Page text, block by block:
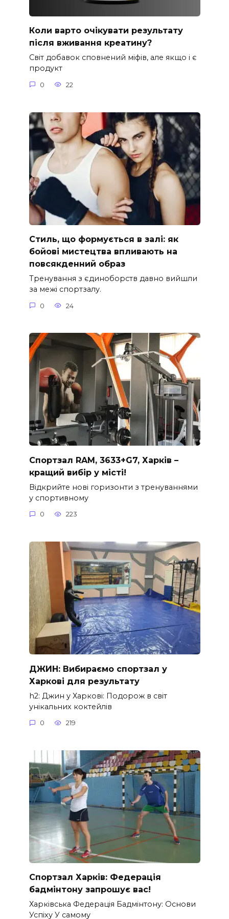
Коли варто очікувати результату
після вживання креатину?
Світ добавок сповнений міфів, але якщо і є
продукт
0 22
Стиль, що формується в залі: як
бойові мистецтва впливають на
повсякденний образ
Тренування з єдиноборств давно вийшли
за межі спортзалу.
0 24
Спортзал RAM, 3633+G7, Харків –
кращий вибір у місті!
Відкрийте нові горизонти з тренуваннями
у спортивному
0 223
ДЖИН: Вибираємо спортзал у
Харкові для результату
h2: Джин у Харкові: Подорож в світ
унікальних коктейлів
0 219
Спортзал Харків: Федерація
бадмінтону запрошує вас!
Харківська Федерація Бадмінтону: Основи
Успіху У самому